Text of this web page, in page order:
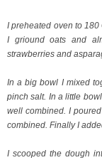
I preheated oven to 180
I griound oats and
strawberries and
In a big bowl I mixed
pinch salt. In a little
well combined. I
combined. Finally I
I scooped the dough